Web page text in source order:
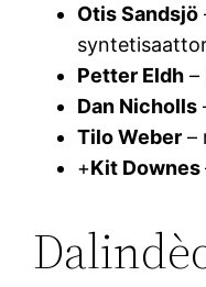
Otis Sandsjö
Petter Eldh –
Dan Nicholls
Tilo Weber –
+Kit Downes